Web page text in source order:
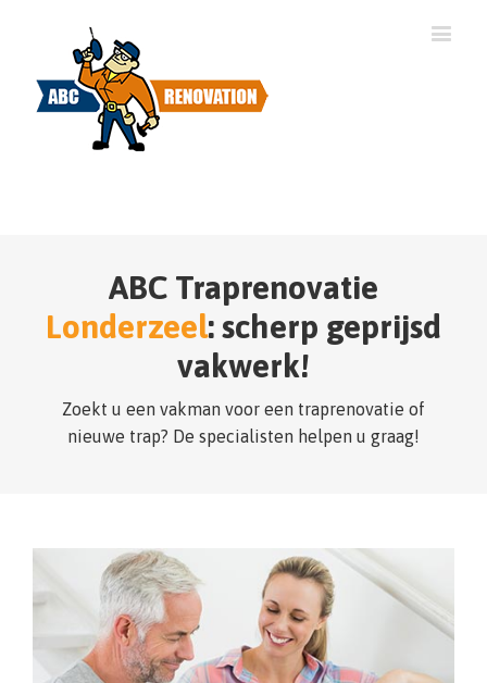
ABC Traprenovatie
Londerzeel: scherp geprijsd
vakwerk!
Zoekt u een vakman voor een traprenovatie of
nieuwe trap? De specialisten helpen u graag!